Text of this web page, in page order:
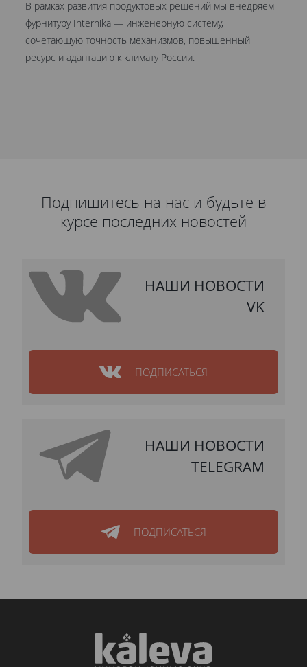
В рамках развития продуктовых решений мы внедряем
фурнитуру Internika — инженерную систему,
сочетающую точность механизмов, повышенный
ресурс и адаптацию к климату России.
Подпишитесь на нас и будьте в
курсе последних новостей
НАШИ НОВОСТИ
VK
ПОДПИСАТЬСЯ
НАШИ НОВОСТИ
TELEGRAM
ПОДПИСАТЬСЯ